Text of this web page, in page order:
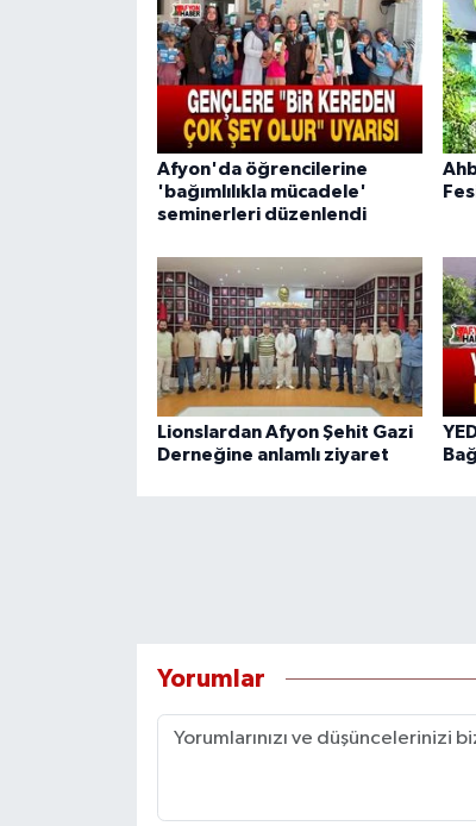
Afyon'da öğrencilerine
'bağımlılıkla mücadele'
seminerleri düzenlendi
Lionslardan Afyon Şehit Gazi
Derneğine anlamlı ziyaret
Yorumlar